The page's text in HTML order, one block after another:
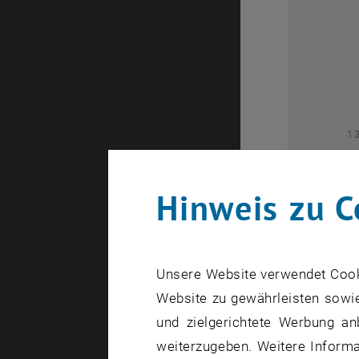
Hinweis zu
Unsere Website verwendet
Website zu gewährleisten
und zielgerichtete Werbung
weiterzugeben. Weitere